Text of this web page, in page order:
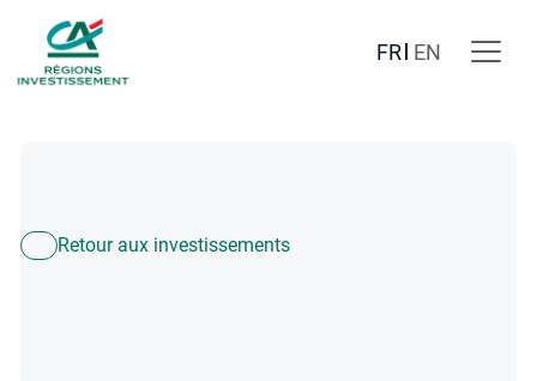
FR EN
Retour aux investissements